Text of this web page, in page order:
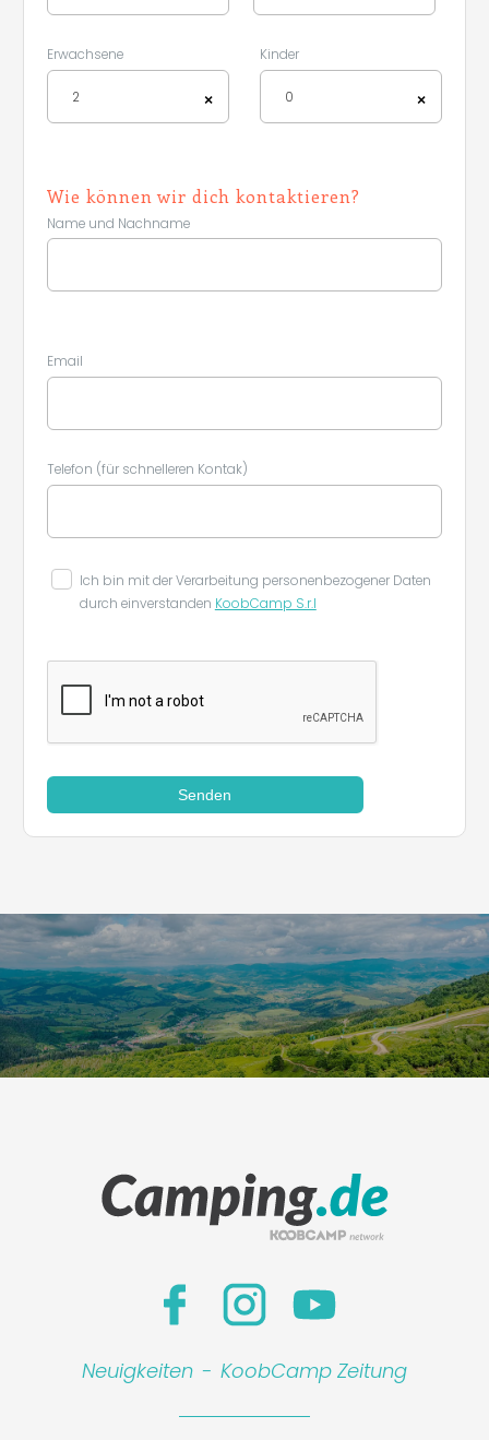
Erwachsene
×
2
Kinder
×
0
Wie können wir dich kontaktieren?
Name und Nachname
Email
Telefon (für schnelleren Kontak)
Ich bin mit der Verarbeitung personenbezogener Daten
durch einverstanden KoobCamp S.r.l
Senden
Leaflet |©Koobcamp S.r.l.
Neuigkeiten - KoobCamp Zeitung